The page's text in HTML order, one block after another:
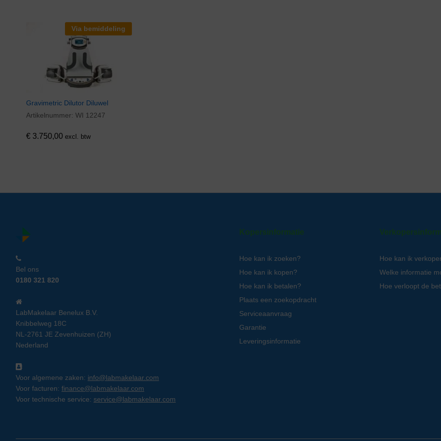
Via bemiddeling
Gravimetric Dilutor Diluwel
Artikelnummer: WI 12247
€ 3.750,00 excl. btw
Bel ons
0180 321 820
LabMakelaar Benelux B.V.
Knibbelweg 18C
NL-2761 JE Zevenhuizen (ZH)
Nederland
Voor algemene zaken: info@labmakelaar.com
Voor facturen: finance@labmakelaar.com
Voor technische service: service@labmakelaar.com
Kopersinformatie
Hoe kan ik zoeken?
Hoe kan ik kopen?
Hoe kan ik betalen?
Plaats een zoekopdracht
Serviceaanvraag
Garantie
Leveringsinformatie
Hoe kan ik
Welke informatie
Hoe verloopt de